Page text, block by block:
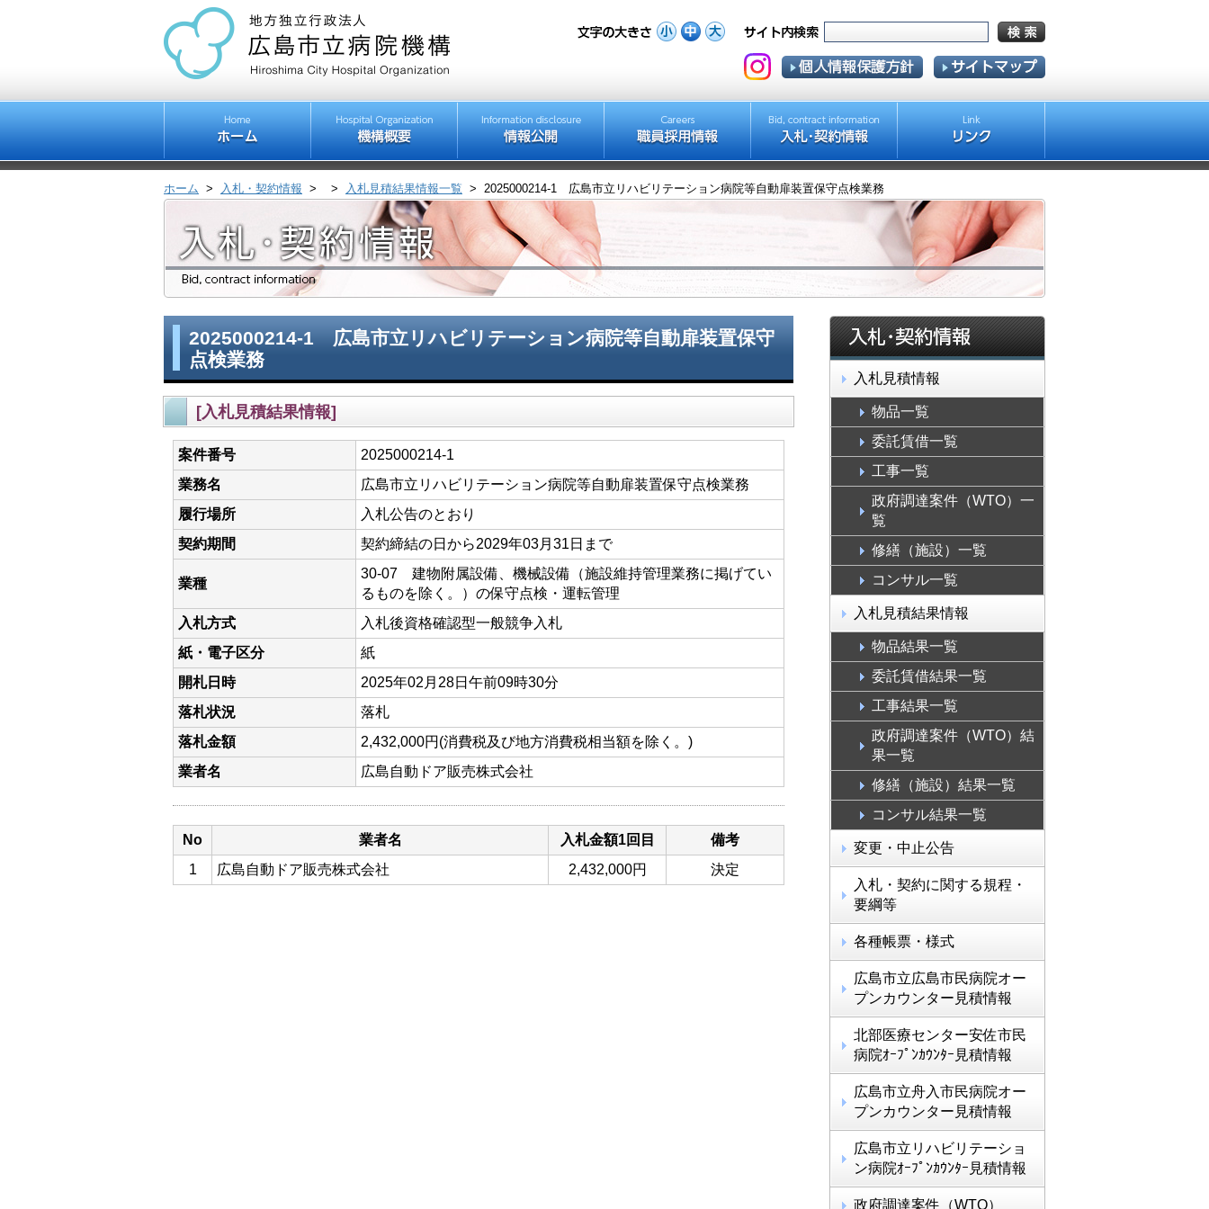
ホーム > 入札・契約情報 > > 入札見積結果情報一覧 > 2025000214-1 広島市立リハビリテーション病院等自動扉装置保守点検業務
2025000214-1 広島市立リハビリテーション病院等自動扉装置保守
点検業務
[入札見積結果情報]
案件番号
2025000214-1
業務名
広島市立リハビリテーション病院等自動扉装置保守点検業務
履行場所
入札公告のとおり
契約期間
契約締結の日から2029年03月31日まで
業種
30-07 建物附属設備、機械設備（施設維持管理業務に掲げてい
るものを除く。）の保守点検・運転管理
入札方式
入札後資格確認型一般競争入札
紙・電子区分
紙
開札日時
2025年02月28日午前09時30分
落札状況
落札
落札金額
2,432,000円(消費税及び地方消費税相当額を除く。)
業者名
広島自動ドア販売株式会社
No 業者名 入札金額1回目
備考
1
広島自動ドア販売株式会社 2,432,000円 決定
入札見積情報
物品一覧
委託賃借一覧
工事一覧
政府調達案件（WTO）一
覧
修繕（施設）一覧
コンサル一覧
入札見積結果情報
物品結果一覧
委託賃借結果一覧
工事結果一覧
政府調達案件（WTO）結
果一覧
修繕（施設）結果一覧
コンサル結果一覧
変更・中止公告
入札・契約に関する規程・
要綱等
各種帳票・様式
広島市立広島市民病院オー
プンカウンター見積情報
北部医療センター安佐市民
病院ｵｰﾌﾟﾝｶｳﾝﾀｰ見積情報
広島市立舟入市民病院オー
プンカウンター見積情報
広島市立リハビリテーショ
ン病院ｵｰﾌﾟﾝｶｳﾝﾀｰ見積情報
政府調達案件（WTO）